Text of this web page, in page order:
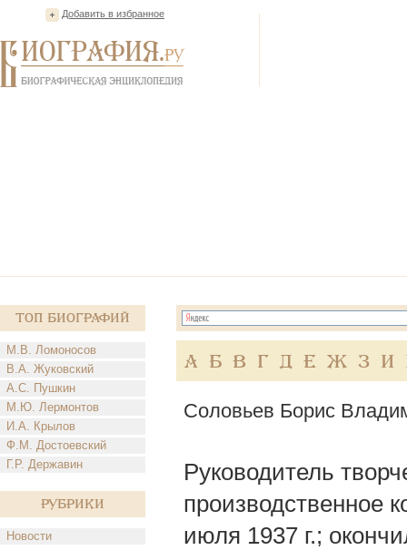
Добавить в избранное
Топ Биографий
М.В. Ломоносов
В.А. Жуковский
А.С. Пушкин
М.Ю. Лермонтов
И.А. Крылов
Ф.М. Достоевский
Г.Р. Державин
Рубрики
Новости
А Б В Г Д Е Ж З И
Соловьев Борис
Руководитель
производственное
июля 1937 г.;